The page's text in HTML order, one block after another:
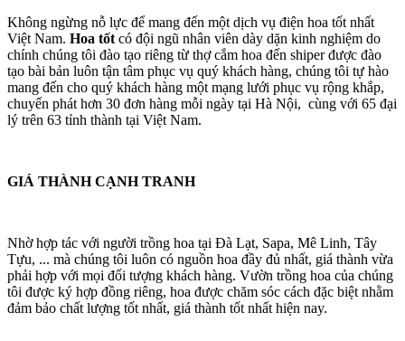
Không ngừng nỗ lực để mang đến một dịch vụ điện hoa tốt nhất
Việt Nam. Hoa tốt có đội ngũ nhân viên dày dặn kinh nghiệm do
chính chúng tôi đào tạo riêng từ thợ cắm hoa đến shiper được đào
tạo bài bản luôn tận tâm phục vụ quý khách hàng, chúng tôi tự hào
mang đến cho quý khách hàng một mạng lưới phục vụ rộng khắp,
chuyển phát hơn 30 đơn hàng mỗi ngày tại Hà Nội, cùng với 65 đại
lý trên 63 tỉnh thành tại Việt Nam.
GIÁ THÀNH CẠNH TRANH
Nhờ hợp tác với người trồng hoa tại Đà Lạt, Sapa, Mê Linh, Tây
Tựu, ... mà chúng tôi luôn có nguồn hoa đầy đủ nhất, giá thành vừa
phải hợp với mọi đối tượng khách hàng. Vườn trồng hoa của chúng
tôi được ký hợp đồng riêng, hoa được chăm sóc cách đặc biệt nhằm
đảm bảo chất lượng tốt nhất, giá thành tốt nhất hiện nay.